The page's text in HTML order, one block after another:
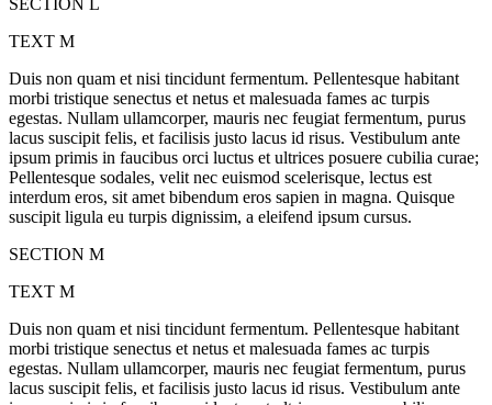
SECTION L
TEXT M
Duis non quam et nisi tincidunt fermentum. Pellentesque habitant
morbi tristique senectus et netus et malesuada fames ac turpis
egestas. Nullam ullamcorper, mauris nec feugiat fermentum, purus
lacus suscipit felis, et facilisis justo lacus id risus. Vestibulum ante
ipsum primis in faucibus orci luctus et ultrices posuere cubilia curae;
Pellentesque sodales, velit nec euismod scelerisque, lectus est
interdum eros, sit amet bibendum eros sapien in magna. Quisque
suscipit ligula eu turpis dignissim, a eleifend ipsum cursus.
SECTION M
TEXT M
Duis non quam et nisi tincidunt fermentum. Pellentesque habitant
morbi tristique senectus et netus et malesuada fames ac turpis
egestas. Nullam ullamcorper, mauris nec feugiat fermentum, purus
lacus suscipit felis, et facilisis justo lacus id risus. Vestibulum ante